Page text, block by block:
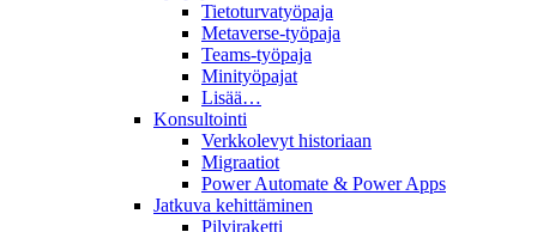
Tietoturvatyöpaja
Metaverse-työpaja
Teams-työpaja
Minityöpajat
Lisää…
Konsultointi
Verkkolevyt historiaan
Migraatiot
Power Automate & Power Apps
Jatkuva kehittäminen
Pilviraketti